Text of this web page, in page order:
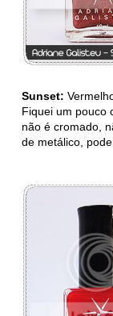
Sunset:
Fiquei um pouco
não é cromado,
de metálico,